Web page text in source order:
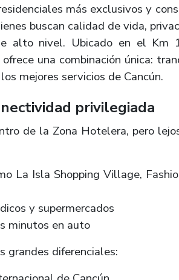
más exclusivos y
buscan calidad de vida,
alto nivel. Ubicado en el Km
una combinación única:
mejores servicios de Cancún.
privilegiada
de la Zona Hotelera, pero
La Isla Shopping Village,
y supermercados
minutos en auto
grandes diferenciales: